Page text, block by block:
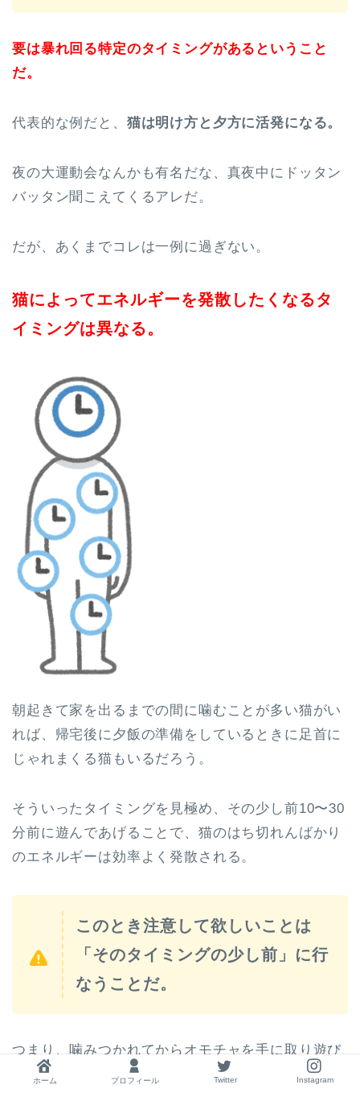
要は暴れ回る特定のタイミングがあるということ
だ。
代表的な例だと、 猫は明け方と夕方に活発になる。
夜の大運動会なんかも有名だな、真夜中にドッタン
バッタン聞こえてくるアレだ。
だが、あくまでコレは一例に過ぎない。
猫によってエネルギーを発散したくなるタ
イミングは異なる。
朝起きて家を出るまでの間に噛むことが多い猫がい
れば、帰宅後に夕飯の準備をしているときに足首に
じゃれまくる猫もいるだろう。
そういったタイミングを見極め、その少し前10〜30
分前に遊んであげることで、猫のはち切れんばかり
のエネルギーは効率よく発散される。
このとき注意して欲しいことは
「そのタイミングの少し前」に行
なうことだ。
つまり、噛みつかれてからオモチャを手に取り遊び
出すのでは遅いということだ。
ホーム プロフィール Twitter Instagram